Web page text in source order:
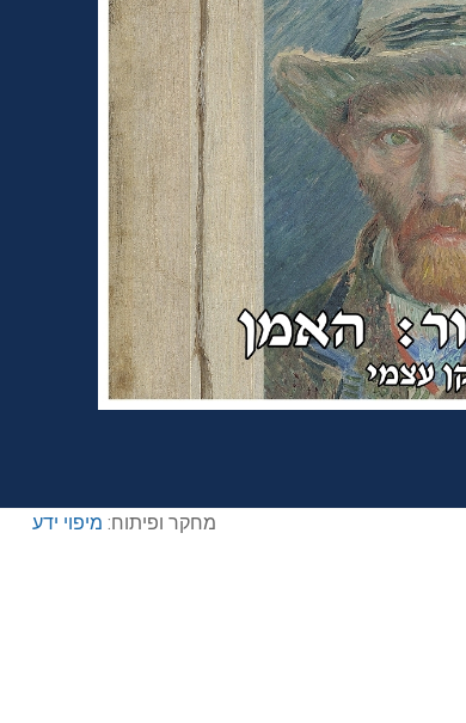
מחקר ופיתוח: מיפוי ידע